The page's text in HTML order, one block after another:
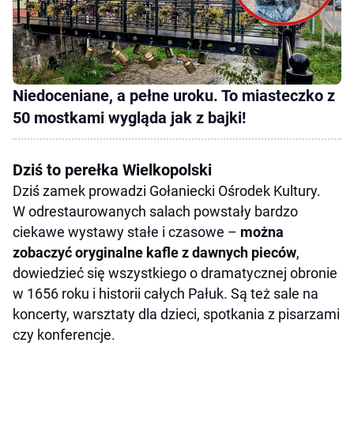
Niedoceniane, a pełne uroku. To miasteczko z
50 mostkami wygląda jak z bajki!
Dziś to perełka Wielkopolski
Dziś zamek prowadzi Gołaniecki Ośrodek Kultury.
W odrestaurowanych salach powstały bardzo
ciekawe wystawy stałe i czasowe – można
zobaczyć oryginalne kafle z dawnych pieców,
dowiedzieć się wszystkiego o dramatycznej obronie
w 1656 roku i historii całych Pałuk. Są też sale na
koncerty, warsztaty dla dzieci, spotkania z pisarzami
czy konferencje.